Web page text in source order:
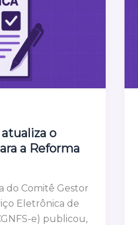
o
a Reforma
do Comitê Gestor
Eletrônica de
e) publicou,